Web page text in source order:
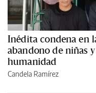
Inédita condena en
abandono de niñas
humanidad
Candela Ramírez